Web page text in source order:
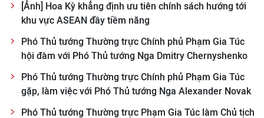
[Ảnh] Hoa Kỳ khẳng định ưu tiên chính sách hướng tới
khu vực ASEAN đầy tiềm năng
Phó Thủ tướng Thường trực Chính phủ Phạm Gia Túc
hội đàm với Phó Thủ tướng Nga Dmitry Chernyshenko
Phó Thủ tướng Thường trực Chính phủ Phạm Gia Túc
gặp, làm việc với Phó Thủ tướng Nga Alexander Novak
Phó Thủ tướng Thường trực Phạm Gia Túc làm Chủ tịch